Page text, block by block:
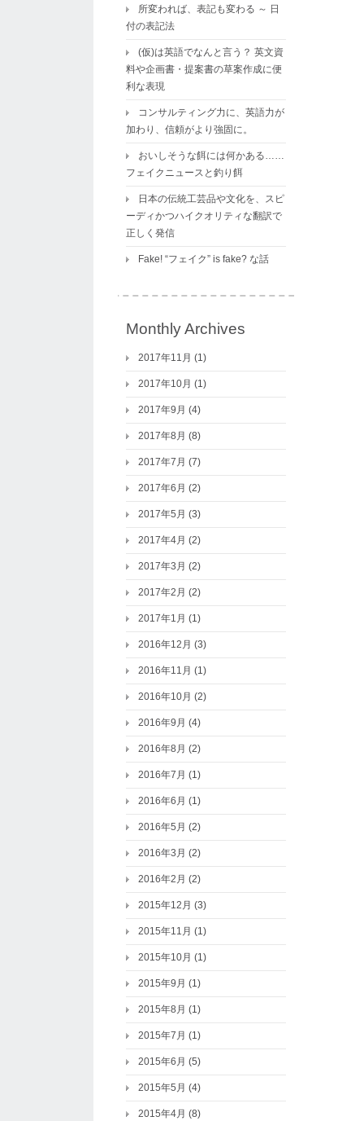
所変われば、表記も変わる ～ 日
付の表記法
(仮)は英語でなんと言う？ 英文資
料や企画書・提案書の草案作成に便
利な表現
コンサルティング力に、英語力が
加わり、信頼がより強固に。
おいしそうな餌には何かある……
フェイクニュースと釣り餌
日本の伝統工芸品や文化を、スピ
ーディかつハイクオリティな翻訳で
正しく発信
Fake! “フェイク” is fake? な話
Monthly Archives
2017年11月 (1)
2017年10月 (1)
2017年9月 (4)
2017年8月 (8)
2017年7月 (7)
2017年6月 (2)
2017年5月 (3)
2017年4月 (2)
2017年3月 (2)
2017年2月 (2)
2017年1月 (1)
2016年12月 (3)
2016年11月 (1)
2016年10月 (2)
2016年9月 (4)
2016年8月 (2)
2016年7月 (1)
2016年6月 (1)
2016年5月 (2)
2016年3月 (2)
2016年2月 (2)
2015年12月 (3)
2015年11月 (1)
2015年10月 (1)
2015年9月 (1)
2015年8月 (1)
2015年7月 (1)
2015年6月 (5)
2015年5月 (4)
2015年4月 (8)